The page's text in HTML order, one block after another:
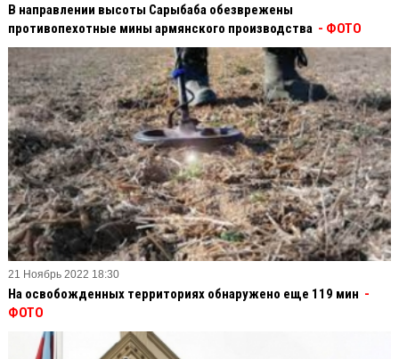
В направлении высоты Сарыбаба обезврежены
противопехотные мины армянского производства - ФОТО
21 Ноябрь 2022 18:30
На освобожденных территориях обнаружено еще 119 мин -
ФОТО